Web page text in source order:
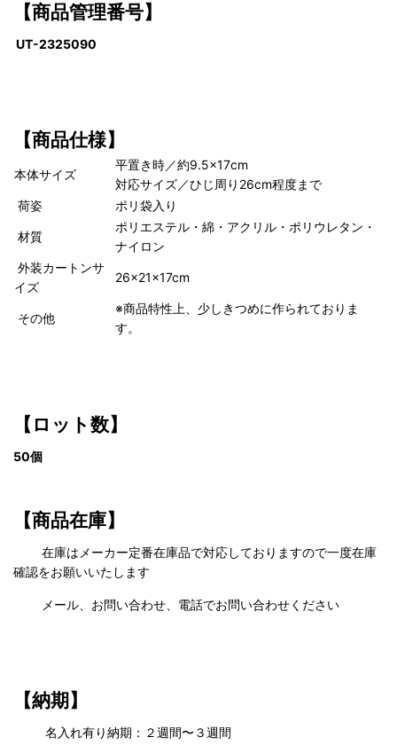
【商品管理番号】
UT-2325090
【商品仕様】
本体サイズ
平置き時／約9.5×17cm
対応サイズ／ひじ周り26cm程度まで
荷姿
ポリ袋入り
材質
ポリエステル・綿・アクリル・ポリウレタン・
ナイロン
外装カートンサ
イズ
26×21×17cm
その他
※商品特性上、少しきつめに作られておりま
す。
【ロット数】
50個
【商品在庫】
在庫はメーカー定番在庫品で対応しておりますので一度在庫
確認をお願いいたします
メール、お問い合わせ、電話でお問い合わせください
【納期】
名入れ有り納期：２週間〜３週間